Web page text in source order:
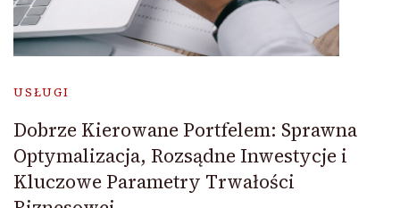
USŁUGI
Dobrze Kierowane Portfelem: Sprawna
Optymalizacja, Rozsądne Inwestycje i
Kluczowe Parametry Trwałości